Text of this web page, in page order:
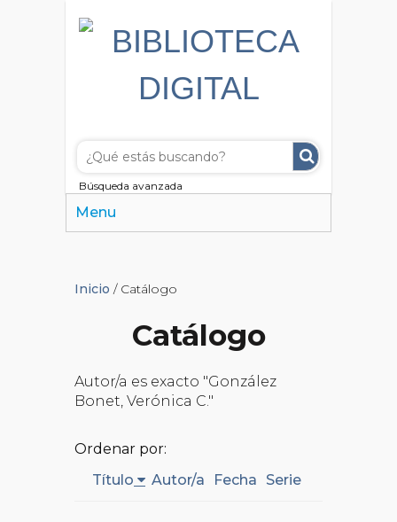
Búsqueda avanzada
Menu
Inicio / Catálogo
Catálogo
Autor/a es exacto "González
Bonet, Verónica C."
Ordenar por:
Título
Autor/a Fecha Serie